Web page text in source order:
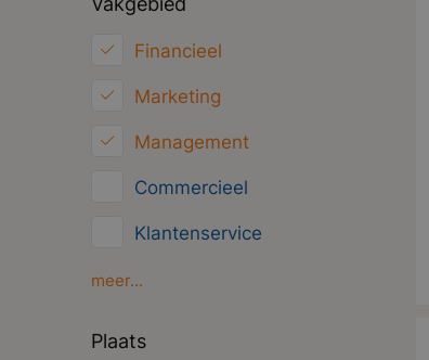
Financieel
Marketing
Management
Commercieel
Klantenservice
HRM
meer...
Plaats